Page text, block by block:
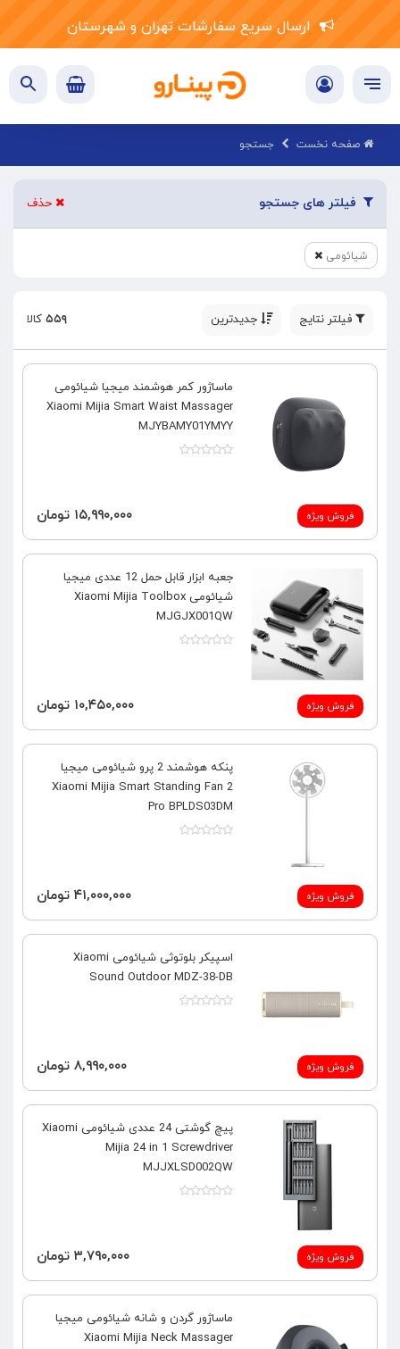
ارسال سریع سفارشات تهران و شهرستان
صفحه نخست جستجو
فیلتر های جستجو حذف
شیائومی
فیلتر نتایج جدیدترین ۵۵۹ کالا
فروش ویژه
ماساژور کمر هوشمند میجیا شیائومی
Xiaomi Mijia Smart Waist Massager
MJYBAMY01YMYY
۱۵,۹۹۰,۰۰۰ تومان
فروش ویژه
جعبه ابزار قابل حمل 12 عددی میجیا
شیائومی Xiaomi Mijia Toolbox
MJGJX001QW
۱۰,۴۵۰,۰۰۰ تومان
فروش ویژه
پنکه هوشمند 2 پرو شیائومی میجیا
Xiaomi Mijia Smart Standing Fan 2
Pro BPLDS03DM
۴۱,۰۰۰,۰۰۰ تومان
فروش ویژه
اسپیکر بلوتوثی شیائومی Xiaomi
Sound Outdoor MDZ-38-DB
۸,۹۹۰,۰۰۰ تومان
فروش ویژه
پیچ گوشتی 24 عددی شیائومی Xiaomi
Mijia 24 in 1 Screwdriver
MJJXLSD002QW
۳,۷۹۰,۰۰۰ تومان
ماساژور گردن و شانه شیائومی میجیا
Xiaomi Mijia Neck Massager